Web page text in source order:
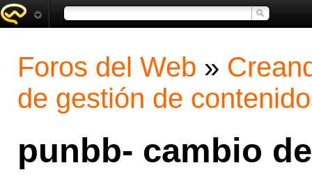
Foros del Web »
de gestión de
punbb- cambio